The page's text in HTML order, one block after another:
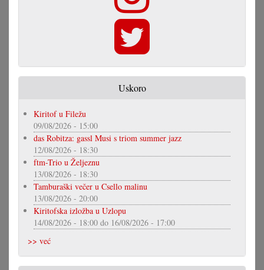
Uskoro
Kiritof u Filežu
09/08/2026 - 15:00
das Robitza: gassl Musi s triom summer jazz
12/08/2026 - 18:30
ftm-Trio u Željeznu
13/08/2026 - 18:30
Tamburaški večer u Csello malinu
13/08/2026 - 20:00
Kiritofska izložba u Uzlopu
14/08/2026 - 18:00 do 16/08/2026 - 17:00
>> već